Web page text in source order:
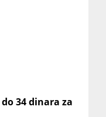
34 dinara za